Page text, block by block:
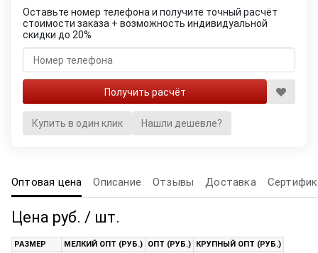
Оставьте номер телефона и получите точный расчёт
стоимости заказа + возможность индивидуальной
скидки до 20%
Купить в один клик Нашли дешевле?
Оптовая цена Описание Отзывы Доставка
Цена руб. / шт.
РАЗМЕР МЕЛКИЙ ОПТ (РУБ.) ОПТ (РУБ.)
КРУПНЫЙ ОПТ (РУБ.)